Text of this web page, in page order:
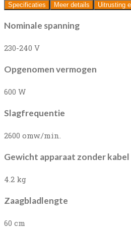
Specificaties Meer details Uitrusting
Nominale spanning
230-240 V
Opgenomen vermogen
600 W
Slagfrequentie
2600 omw./min.
Gewicht apparaat zonder kabel
4.2 kg
Zaagbladlengte
60 cm